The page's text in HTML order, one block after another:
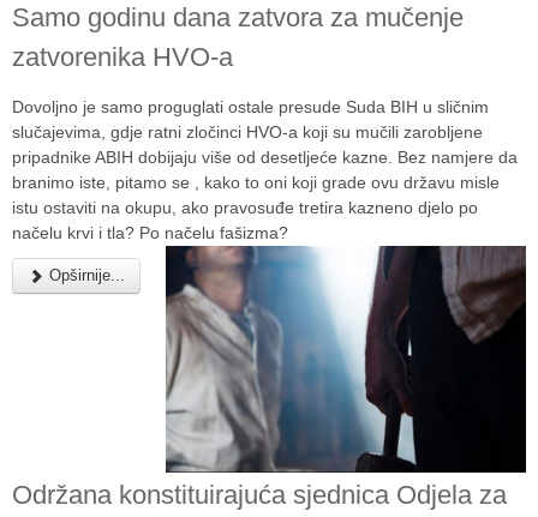
Samo godinu dana zatvora za mučenje
zatvorenika HVO-a
Dovoljno je samo proguglati ostale presude Suda BIH u sličnim
slučajevima, gdje ratni zločinci HVO-a koji su mučili zarobljene
pripadnike ABIH dobijaju više od desetljeće kazne. Bez namjere da
branimo iste, pitamo se , kako to oni koji grade ovu državu misle
istu ostaviti na okupu, ako pravosuđe tretira kazneno djelo po
načelu krvi i tla? Po načelu fašizma?
Opširnije...
Održana konstituirajuća sjednica Odjela za